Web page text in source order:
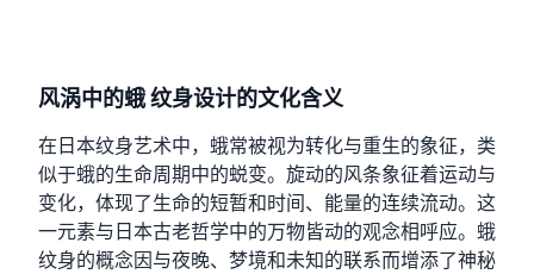
风涡中的蛾 纹身设计的文化含义
在日本纹身艺术中，蛾常被视为转化与重生的象征，类
似于蛾的生命周期中的蜕变。旋动的风条象征着运动与
变化，体现了生命的短暂和时间、能量的连续流动。这
一元素与日本古老哲学中的万物皆动的观念相呼应。蛾
纹身的概念因与夜晚、梦境和未知的联系而增添了神秘